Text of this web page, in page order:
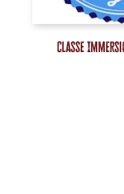
Classe